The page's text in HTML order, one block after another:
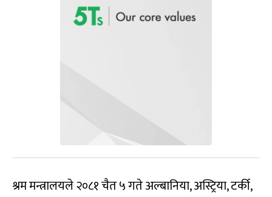
श्रम मन्त्रालयले २०८१ चैत ५ गते अल्बानिया, अस्ट्रिया, टर्की,